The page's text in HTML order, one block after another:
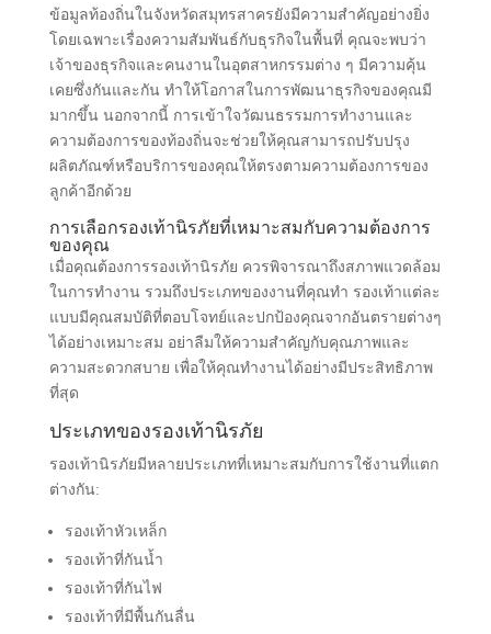
ข้อมูลท้องถิ่นในจังหวัดสมุทรสาครยังมีความสำคัญอย่างยิ่ง
โดยเฉพาะเรื่องความสัมพันธ์กับธุรกิจในพื้นที่ คุณจะพบว่า
เจ้าของธุรกิจและคนงานในอุตสาหกรรมต่าง ๆ มีความคุ้น
เคยซึ่งกันและกัน ทำให้โอกาสในการพัฒนาธุรกิจของคุณมี
มากขึ้น นอกจากนี้ การเข้าใจวัฒนธรรมการทำงานและ
ความต้องการของท้องถิ่นจะช่วยให้คุณสามารถปรับปรุง
ผลิตภัณฑ์หรือบริการของคุณให้ตรงตามความต้องการของ
ลูกค้าอีกด้วย
การเลือกรองเท้านิรภัยที่เหมาะสมกับความต้องการ
ของคุณ
เมื่อคุณต้องการรองเท้านิรภัย ควรพิจารณาถึงสภาพแวดล้อม
ในการทำงาน รวมถึงประเภทของงานที่คุณทำ รองเท้าแต่ละ
แบบมีคุณสมบัติที่ตอบโจทย์และปกป้องคุณจากอันตรายต่างๆ
ได้อย่างเหมาะสม อย่าลืมให้ความสำคัญกับคุณภาพและ
ความสะดวกสบาย เพื่อให้คุณทำงานได้อย่างมีประสิทธิภาพ
ที่สุด
ประเภทของรองเท้านิรภัย
รองเท้านิรภัยมีหลายประเภทที่เหมาะสมกับการใช้งานที่แตก
ต่างกัน:
รองเท้าหัวเหล็ก
รองเท้าที่กันน้ำ
รองเท้าที่กันไฟ
รองเท้าที่มีพื้นกันลื่น